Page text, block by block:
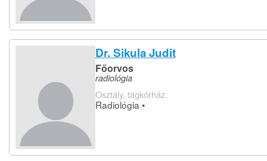
Dr. Sikula Judit
Főorvos
radiológia
Osztály, tagkórház:
Radiológia •